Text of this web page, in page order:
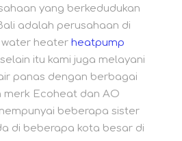
yang berkedudukan
adalah perusahaan di
heater heatpump
itu kami juga melayani
panas dengan berbagai
merk Ecoheat dan AO
beberapa sister
di beberapa kota besar di